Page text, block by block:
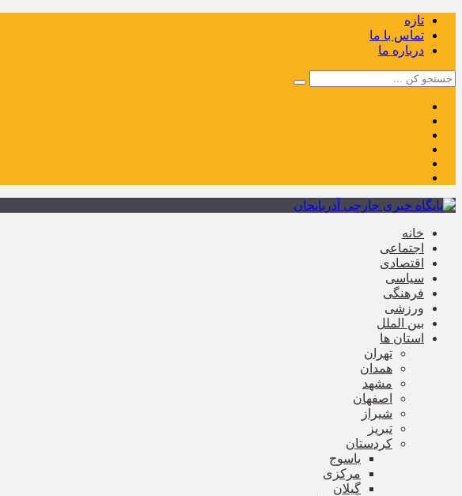
تازه
تماس با ما
درباره ما
خانه
اجتماعی
اقتصادی
سیاسی
فرهنگی
ورزشی
بین الملل
استان ها
تهران
همدان
مشهد
اصفهان
شیراز
تبریز
کردستان
یاسوج
مرکزی
گیلان